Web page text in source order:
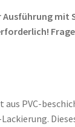
Ausführung
aus PVC-